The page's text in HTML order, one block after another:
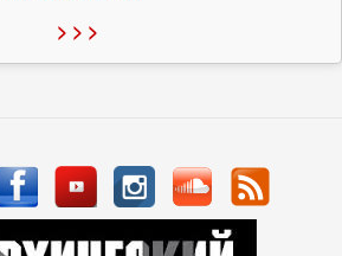
> > >